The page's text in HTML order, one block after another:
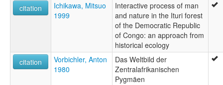
citation
Ichikawa, Mitsuo
1999
Interactive process of man
and nature in the Ituri forest
of the Democratic Republic
of Congo: an approach from
historical ecology
citation
Vorbichler, Anton
1980
Das Weltbild der
Zentralafrikanischen
Pygmäen